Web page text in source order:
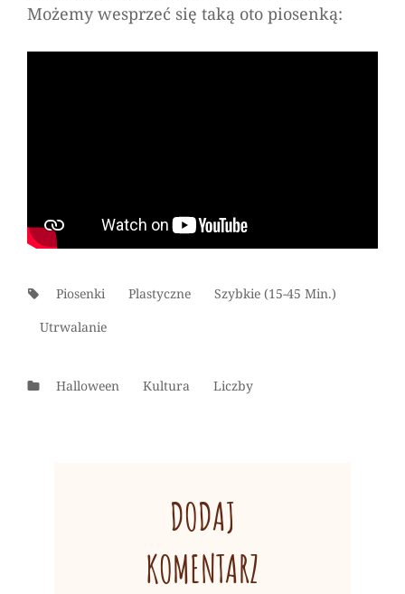
Możemy wesprzeć się taką oto piosenką:
Tags:
Piosenki Plastyczne
Szybkie (15-45 Min.)
Utrwalanie
Categories
Halloween Kultura Liczby
DODAJ
KOMENTARZ